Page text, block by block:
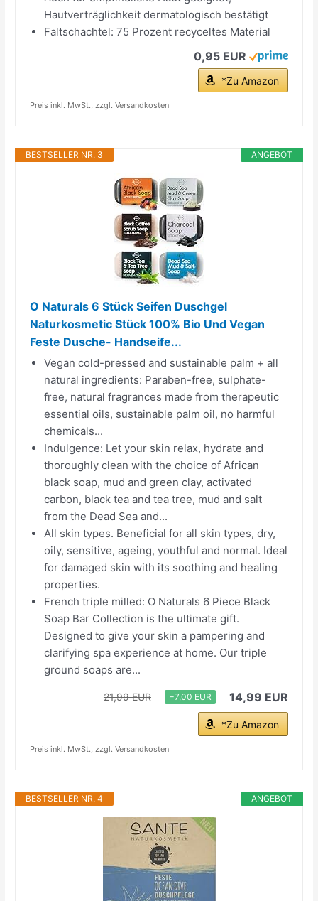
Hautverträglichkeit dermatologisch bestätigt
Faltschachtel: 75 Prozent recyceltes Material
0,95 EUR
*Zu Amazon
Preis inkl. MwSt., zzgl. Versandkosten
ANGEBOT
BESTSELLER NR. 3
O Naturals 6 Stück Seifen Duschgel
Naturkosmetic Stück 100% Bio Und Vegan
Feste Dusche- Handseife...
Vegan cold-pressed and sustainable palm + all
natural ingredients: Paraben-free, sulphate-
free, natural fragrances made from therapeutic
essential oils, sustainable palm oil, no harmful
chemicals...
Indulgence: Let your skin relax, hydrate and
thoroughly clean with the choice of African
black soap, mud and green clay, activated
carbon, black tea and tea tree, mud and salt
from the Dead Sea and...
All skin types. Beneficial for all skin types, dry,
oily, sensitive, ageing, youthful and normal. Ideal
for damaged skin with its soothing and healing
properties.
French triple milled: O Naturals 6 Piece Black
Soap Bar Collection is the ultimate gift.
Designed to give your skin a pampering and
clarifying spa experience at home. Our triple
ground soaps are...
21,99 EUR −7,00 EUR 14,99 EUR
*Zu Amazon
Preis inkl. MwSt., zzgl. Versandkosten
ANGEBOT
BESTSELLER NR. 4